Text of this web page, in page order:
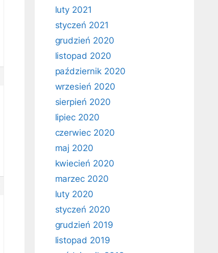
luty 2021
styczeń 2021
grudzień 2020
listopad 2020
październik 2020
wrzesień 2020
sierpień 2020
lipiec 2020
czerwiec 2020
maj 2020
kwiecień 2020
marzec 2020
luty 2020
styczeń 2020
grudzień 2019
listopad 2019